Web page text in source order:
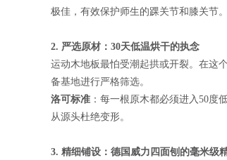
极佳，有效保护师生的踝关节和膝关节。
2. 严选原材：30天低温烘干的执念
运动木地板最怕受潮起拱或开裂。在这
备基地进行严格筛选。
洛可标准 ：每一根原木都必须进入50度
从源头杜绝变形。
3. 精细铺设：德国威力四面刨的毫米级